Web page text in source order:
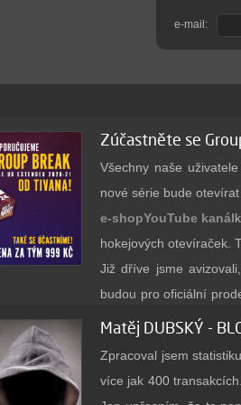
e-mail:
Zúčastněte se
Všechny naše
nové série bude
e-shopYouTube kanál
hokejových otevíraček.
Již dříve jsme
budou pro oficiální
jej doporučíme a sami
Matěj DUBSKÝ -
Zpracoval jsem
více jak 400